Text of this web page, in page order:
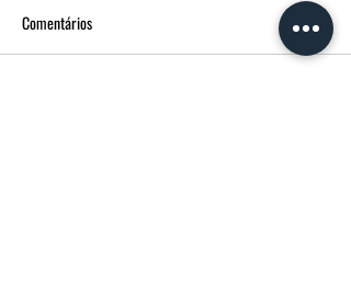
Comentários